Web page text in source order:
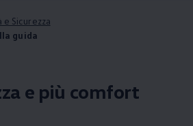
Sicurezza
guida
e più comfort